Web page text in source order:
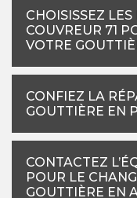
CHOISISSEZ
COUVREUR 71
VOTRE
CONFIEZ LA
GOUTTIÈRE EN
CONTACTEZ
POUR LE
GOUTTIÈRE EN